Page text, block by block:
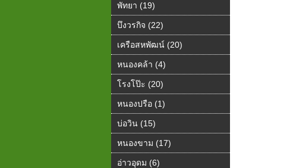
พัทยา (19)
บึงวรกิจ (22)
เครือสหพัฒน์ (20)
หนองคล้า (4)
โรงโป๊ะ (20)
หนองปรือ (1)
บ่อวิน (15)
หนองขาม (17)
อ่าวอุดม (6)